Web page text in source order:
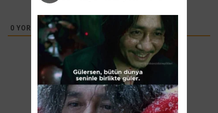
0 YORUMLAR